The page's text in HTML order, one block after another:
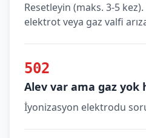
Resetleyin (maks. 3-5
elektrot veya gaz valfi
502
Alev var ama gaz yok
İyonizasyon elektrodu